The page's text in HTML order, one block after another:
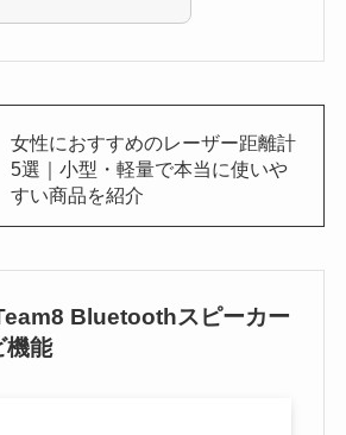
女性におすすめのレーザー距離計
5選｜小型・軽量で本当に使いや
すい商品を紹介
Bluetoothスピーカー
機能